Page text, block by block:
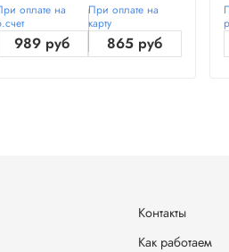
оплате на
989 руб
При оплате на
карту
865 руб
Контакты
Как работаем